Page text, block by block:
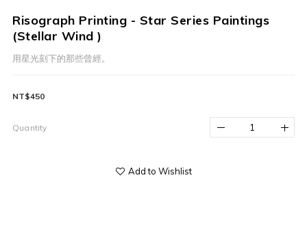
Risograph Printing - Star Series Paintings
(Stellar Wind )
用星光刻下的那些曾經。
NT$450
Quantity
Add to Wishlist